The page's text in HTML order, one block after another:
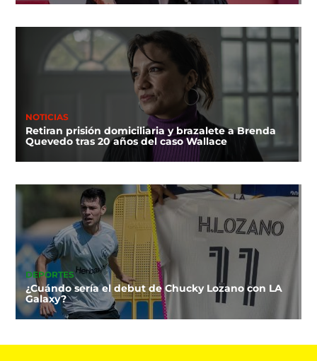
NOTICIAS
Retiran prisión domiciliaria y brazalete a Brenda
Quevedo tras 20 años del caso Wallace
DEPORTES
¿Cuándo sería el debut de Chucky Lozano con LA
Galaxy?